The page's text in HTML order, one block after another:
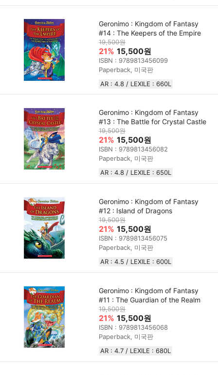
Geronimo : Kingdom of Fantasy
#14 : The Keepers of the Empire
19,500원
21% 15,500원
ISBN : 9789813456099
Paperback, 미국판
AR : 4.8 / LEXILE : 660L
Geronimo : Kingdom of Fantasy
#13 : The Battle for Crystal Castle
19,500원
21% 15,500원
ISBN : 9789813456082
Paperback, 미국판
AR : 4.8 / LEXILE : 650L
Geronimo : Kingdom of Fantasy
#12 : Island of Dragons
19,500원
21% 15,500원
ISBN : 9789813456075
Paperback, 미국판
AR : 4.5 / LEXILE : 600L
Geronimo : Kingdom of Fantasy
#11 : The Guardian of the Realm
19,500원
21% 15,500원
ISBN : 9789813456068
Paperback, 미국판
AR : 4.7 / LEXILE : 680L